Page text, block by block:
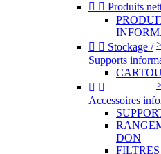
  Produits
  Stockage /
Supports
 
Accessoires
DON